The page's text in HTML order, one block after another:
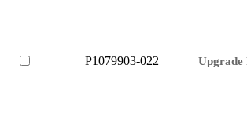
P1079903-022 Upgrade